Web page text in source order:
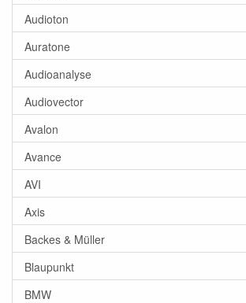
Audioton
Auratone
Audioanalyse
Audiovector
Avalon
Avance
AVI
Axis
Backes & Müller
Blaupunkt
BMW